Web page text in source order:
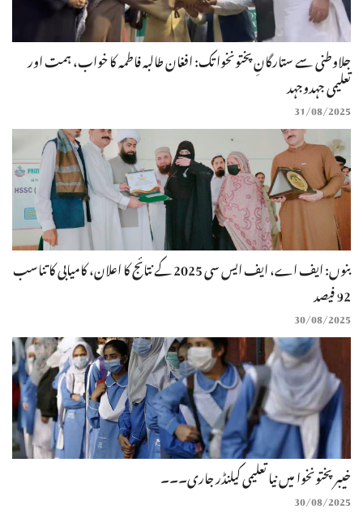
جلاوطنی سے ستارگانِ پختونخوا تک: افغان طالبہ فاطمہ کا خواب، ہمت اور
تعلیمی جہدوجہد
31/08/2025
بنوں: ایف اے، ایف ایس سی 2025 کے نتائج کا اعلان، کامیابی کا تناسب
92 فیصد
30/08/2025
خیبرپختونخوا میں نیا تعلیمی کیلنڈر جاری۔۔۔
30/08/2025